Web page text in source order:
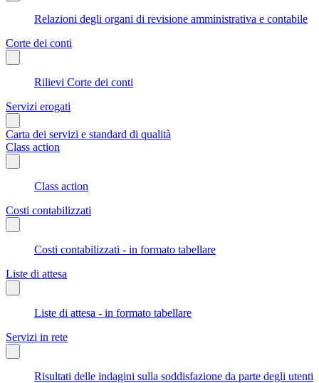
Relazioni degli organi di revisione amministrativa e contabile
Corte dei conti
Rilievi Corte dei conti
Servizi erogati
Carta dei servizi e standard di qualità
Class action
Class action
Costi contabilizzati
Costi contabilizzati - in formato tabellare
Liste di attesa
Liste di attesa - in formato tabellare
Servizi in rete
Risultati delle indagini sulla soddisfazione da parte degli utenti